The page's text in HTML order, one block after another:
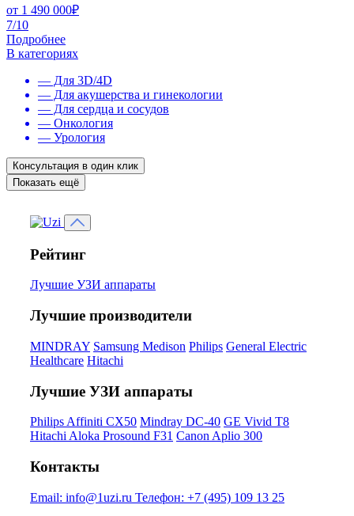
от 1 490 000₽
7/10
Подробнее
В категориях
— Для 3D/4D
— Для акушерства и гинекологии
— Для сердца и сосудов
— Онкология
— Урология
Консультация в один клик
Показать ещё
Рейтинг
Лучшие УЗИ аппараты
Лучшие производители
MINDRAY Samsung Medison Philips General Electric
Healthcare Hitachi
Лучшие УЗИ аппараты
Philips Affiniti CX50 Mindray DC-40 GE Vivid T8
Hitachi Aloka Prosound F31 Canon Aplio 300
Контакты
Email: info@1uzi.ru Телефон: +7 (495) 109 13 25